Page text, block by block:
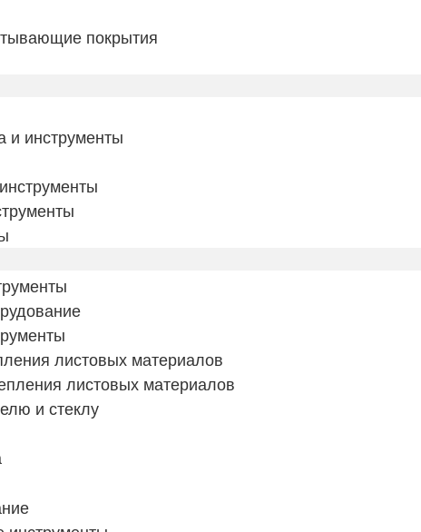
покрытия
и инструменты
листовых материалов
листовых материалов
и стеклу